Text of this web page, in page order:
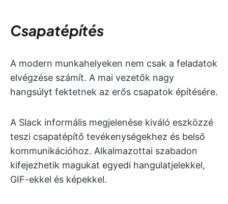
Csapatépítés
A modern munkahelyeken nem csak a feladatok
elvégzése számít. A mai vezetők nagy
hangsúlyt fektetnek az erős csapatok építésére.
A Slack informális megjelenése kiváló eszközzé
teszi csapatépítő tevékenységekhez és belső
kommunikációhoz. Alkalmazottai szabadon
kifejezhetik magukat egyedi hangulatjelekkel,
GIF-ekkel és képekkel.